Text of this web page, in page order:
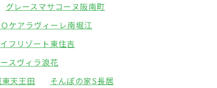
グレースマサコーヌ阪南町
ケアラヴィーレ南堀江
フリゾート東住吉
スヴィラ浪花
天王田
そんぽの家S長居